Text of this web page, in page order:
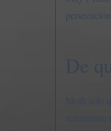
De
Moth solo